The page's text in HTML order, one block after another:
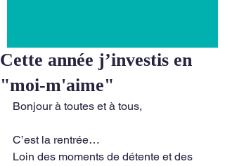
Cette année j’investis en
"moi-m'aime"
Bonjour à toutes et à tous,
C’est la rentrée…
Loin des moments de détente et des